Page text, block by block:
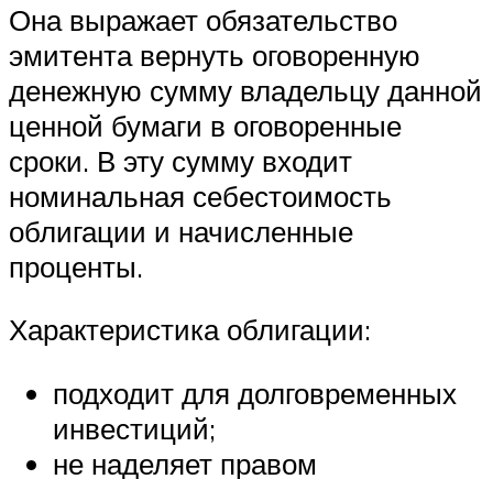
Она выражает обязательство
эмитента вернуть оговоренную
денежную сумму владельцу данной
ценной бумаги в оговоренные
сроки. В эту сумму входит
номинальная себестоимость
облигации и начисленные
проценты.
Характеристика облигации:
подходит для долговременных
инвестиций;
не наделяет правом